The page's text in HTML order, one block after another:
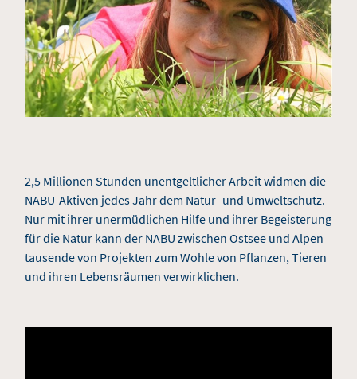
2,5 Millionen Stunden unentgeltlicher Arbeit widmen die
NABU-Aktiven jedes Jahr dem Natur- und Umweltschutz.
Nur mit ihrer unermüdlichen Hilfe und ihrer Begeisterung
für die Natur kann der NABU zwischen Ostsee und Alpen
tausende von Projekten zum Wohle von Pflanzen, Tieren
und ihren Lebensräumen verwirklichen.